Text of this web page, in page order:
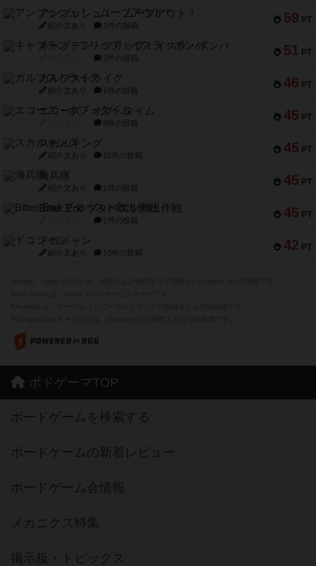
59 PT
アンブッシュ！：ムーブアウト！
紹介文あり 1件の投稿
51 PT
キャプテン・フリップ：イスラ・ボンバ
2件の投稿
46 PT
ガルフストライク
紹介文あり 1件の投稿
45 PT
エコーズ・オブ・タイム
8件の投稿
45 PT
スカルキング
紹介文あり 12件の投稿
45 PT
海兵隊
紹介文あり 1件の投稿
45 PT
Bitter End ブタペスト救出作戦
1件の投稿
42 PT
ドコジャン
紹介文あり 10件の投稿
ボドゲーマTOP
ボードゲームを検索する
ボードゲームの新着レビュー
ボードゲーム会情報
メカニクス特集
掲示板・トピックス